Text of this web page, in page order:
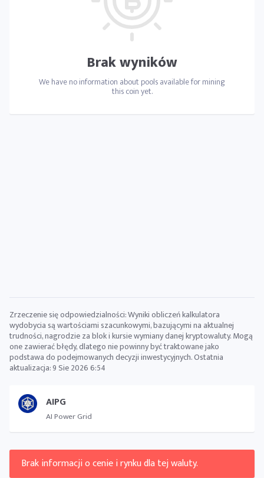
AIPG
AI Power Grid
Brak informacji o cenie i rynku dla tej waluty.
Brak wyników
We have no information about pools available for mining
this coin yet.
Zrzeczenie się odpowiedzialności: Wyniki obliczeń kalkulatora
wydobycia są wartościami szacunkowymi, bazującymi na aktualnej
trudności, nagrodzie za blok i kursie wymiany danej kryptowaluty. Mogą
one zawierać błędy, dlatego nie powinny być traktowane jako
podstawa do podejmowanych decyzji inwestycyjnych. Ostatnia
aktualizacja:9 Sie 2026 6:54